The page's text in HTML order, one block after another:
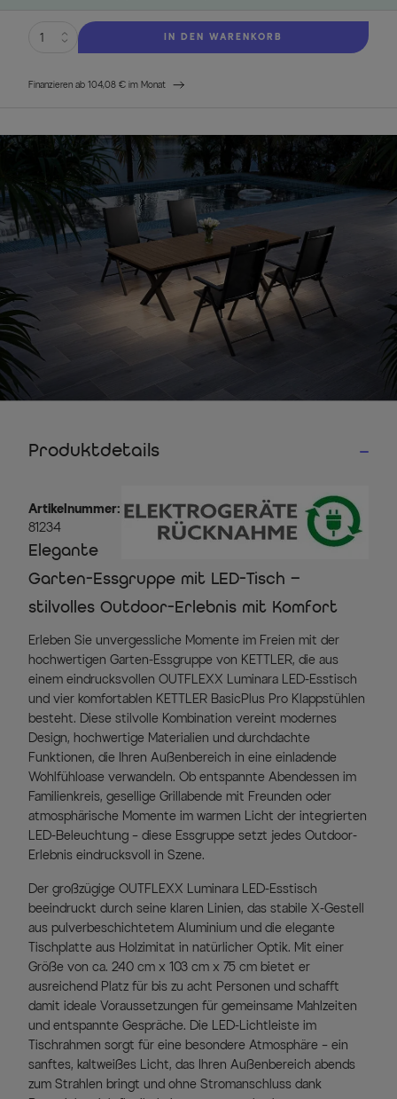
IN DEN WARENKORB
Finanzieren ab 104,08 € im Monat
Produktdetails
Artikelnummer:
81234
Elegante
Garten-Essgruppe mit LED-Tisch –
stilvolles Outdoor-Erlebnis mit Komfort
Erleben Sie unvergessliche Momente im Freien mit der
hochwertigen Garten-Essgruppe von KETTLER, die aus
einem eindrucksvollen OUTFLEXX Luminara LED-Esstisch
und vier komfortablen KETTLER BasicPlus Pro Klappstühlen
besteht. Diese stilvolle Kombination vereint modernes
Design, hochwertige Materialien und durchdachte
Funktionen, die Ihren Außenbereich in eine einladende
Wohlfühloase verwandeln. Ob entspannte Abendessen im
Familienkreis, gesellige Grillabende mit Freunden oder
atmosphärische Momente im warmen Licht der integrierten
LED-Beleuchtung – diese Essgruppe setzt jedes Outdoor-
Erlebnis eindrucksvoll in Szene.
Der großzügige OUTFLEXX Luminara LED-Esstisch
beeindruckt durch seine klaren Linien, das stabile X-Gestell
aus pulverbeschichtetem Aluminium und die elegante
Tischplatte aus Holzimitat in natürlicher Optik. Mit einer
Größe von ca. 240 cm x 103 cm x 75 cm bietet er
ausreichend Platz für bis zu acht Personen und schafft
damit ideale Voraussetzungen für gemeinsame Mahlzeiten
und entspannte Gespräche. Die LED-Lichtleiste im
Tischrahmen sorgt für eine besondere Atmosphäre – ein
sanftes, kaltweißes Licht, das Ihren Außenbereich abends
zum Strahlen bringt und ohne Stromanschluss dank